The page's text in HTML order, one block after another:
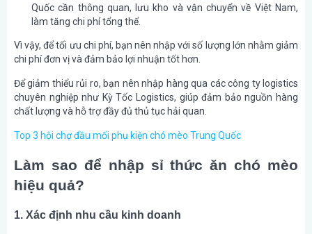
Quốc cần thông quan, lưu kho và vận chuyển về Việt Nam,
làm tăng chi phí tổng thể.
Vì vậy, để tối ưu chi phí, bạn nên nhập với số lượng lớn nhằm giảm
chi phí đơn vị và đảm bảo lợi nhuận tốt hơn.
Để giảm thiểu rủi ro, bạn nên nhập hàng qua các công ty logistics
chuyên nghiệp như Kỳ Tốc Logistics, giúp đảm bảo nguồn hàng
chất lượng và hỗ trợ đầy đủ thủ tục hải quan.
Top 3 hội chợ đầu mối phụ kiện chó mèo Trung Quốc
Làm sao để nhập sỉ thức ăn chó mèo
hiệu quả?
1. Xác định nhu cầu kinh doanh